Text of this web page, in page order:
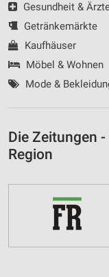
Gesundheit &
Getränkemärkte
Kaufhäuser
Möbel & Wohnen
Mode &
Die Zeitungen
Region